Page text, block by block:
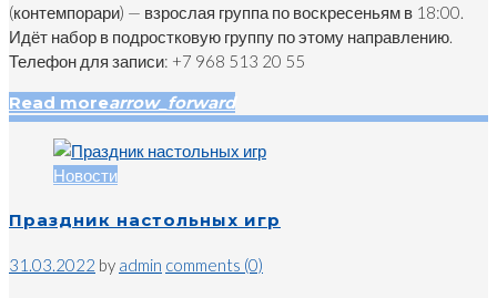
(контемпорари) — взрослая группа по воскресеньям в 18:00.
Идёт набор в подростковую группу по этому направлению.
Телефон для записи: +7 968 513 20 55
Read morearrow_forward
Новости
Праздник настольных игр
31.03.2022 by admin comments (0)